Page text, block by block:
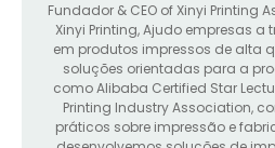
Fundador & CEO of Xinyi Printing
Xinyi Printing, Ajudo empresas a
em produtos impressos de alta
soluções orientadas para a
como Alibaba Certified Star
Printing Industry Association,
práticos sobre impressão e